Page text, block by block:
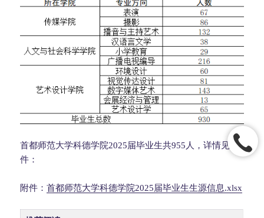
首都师范大学科德学院2025届毕业生共955人，详情见附
件：
附件：首都师范大学科德学院2025届毕业生生源信息.xlsx